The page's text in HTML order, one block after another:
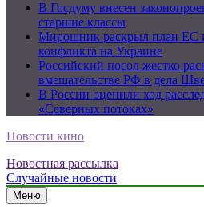
В Госдуму внесен
старшие классы
Мирошник раскрыл план ЕС
конфликта на Украине
Российский посол жестко
вмешательстве РФ в дела
В России оценили ход
«Северных потоках»
Новости кино
Новостная рассылка
Случайные новости
Меню